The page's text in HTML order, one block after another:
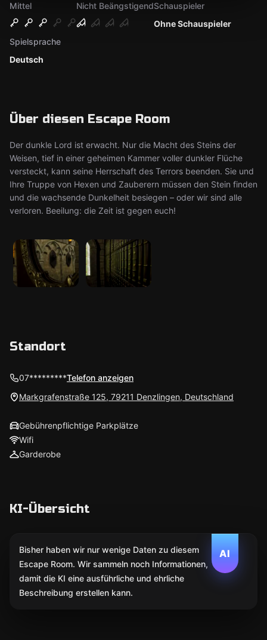
Mittel
Nicht Beängstigend
Ohne Schauspieler
Schauspieler
Deutsch
Spielsprache
Über diesen Escape Room
Der dunkle Lord ist erwacht. Nur die Macht des Steins der
Weisen, tief in einer geheimen Kammer voller dunkler Flüche
versteckt, kann seine Herrschaft des Terrors beenden. Sie und
Ihre Truppe von Hexen und Zauberern müssen den Stein finden
und die wachsende Dunkelheit besiegen – oder wir sind alle
verloren. Beeilung: die Zeit ist gegen euch!
Standort
07*********Telefon anzeigen
Markgrafenstraße 125, 79211 Denzlingen, Deutschland
Gebührenpflichtige Parkplätze
Wifi
Garderobe
KI-Übersicht
AI
Bisher haben wir nur wenige Daten zu diesem
Escape Room. Wir sammeln noch Informationen,
damit die KI eine ausführliche und ehrliche
Beschreibung erstellen kann.